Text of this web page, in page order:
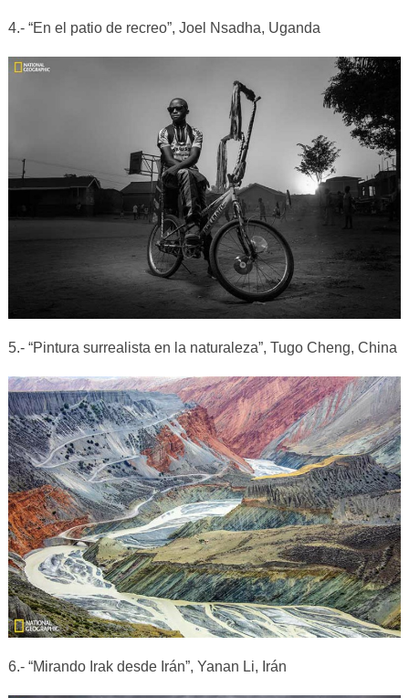
4.- “En el patio de recreo”, Joel Nsadha, Uganda
5.- “Pintura surrealista en la naturaleza”, Tugo Cheng, China
6.- “Mirando Irak desde Irán”, Yanan Li, Irán